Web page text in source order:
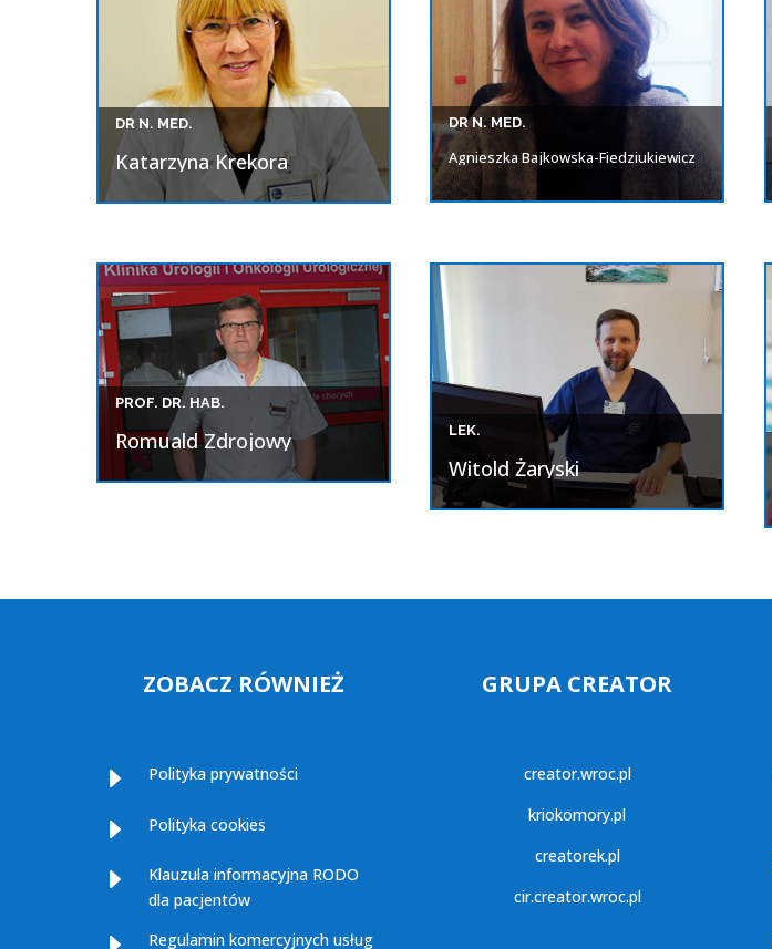
DR N. MED.
Katarzyna Krekora
DR N. MED.
Agnieszka Bajkowska-Fiedziukiewicz
PROF. DR. HAB.
Romuald Zdrojowy LEK.
Witold Żaryski
ZOBACZ RÓWNIEŻ
E Polityka prywatności
E Polityka cookies
E
Klauzula informacyjna RODO
dla pacjentów
Regulamin komercyjnych usług
GRUPA CREATOR
creator.wroc.pl
kriokomory.pl
creatorek.pl
cir.creator.wroc.pl